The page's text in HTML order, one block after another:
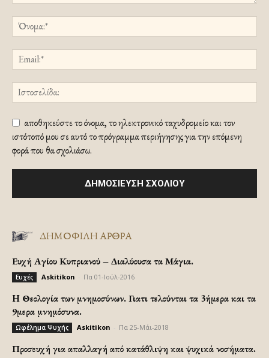
αποθηκεύστε το όνομα, το ηλεκτρονικό ταχυδρομείο και τον
ιστότοπό μου σε αυτό το πρόγραμμα περιήγησης για την επόμενη
φορά που θα σχολιάσω.
ΔΗΜΟΦΙΛΗ ΑΡΘΡΑ
Ευχή Αγίου Κυπριανού – Διαλύουσα τα Μάγια.
Ευχές Askitikon Πα 01-Ιούλ-2016
H Θεολογία των μνημοσύνων. Γιατι τελούνται τα 3ήμερα και τα
9μερα μνημόσυνα.
Ωφέλημα Ψυχής Askitikon Πα 25-Μάι-2018
Προσευχή για απαλλαγή από κατάθλιψη και ψυχικά νοσήματα.